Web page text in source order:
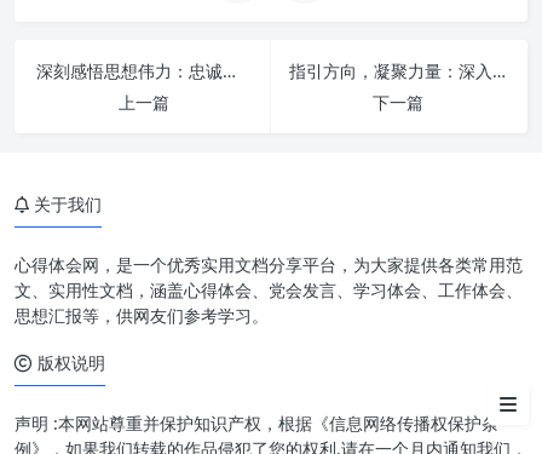
深刻感悟思想伟力：忠诚担当，勇毅前行的时代召唤
上一篇
指引方向，凝聚力量：深入学习习近平总书记重要指示精神，始终感恩奋进一流标准
下一篇
第一根针：“思想之针”：聚焦政
治引领，提升大局意识
融合贯通，以“三根针”串联办公
室新篇章
关于我们
心得体会网，是一个优秀实用文档分享平台，为大家提供各类常用范
文、实用性文档，涵盖心得体会、党会发言、学习体会、工作体会、
思想汇报等，供网友们参考学习。
版权说明
声明 :本网站尊重并保护知识产权，根据《信息网络传播权保护条
例》，如果我们转载的作品侵犯了您的权利,请在一个月内通知我们，